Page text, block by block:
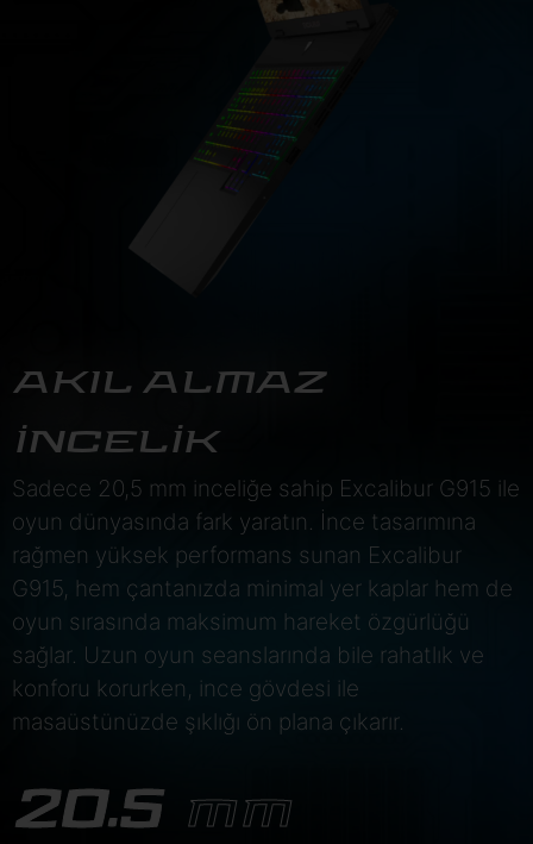
AKIL ALMAZ
İNCELİK
Sadece 20,5 mm inceliğe sahip Excalibur G915 ile
oyun dünyasında fark yaratın. İnce tasarımına
rağmen yüksek performans sunan Excalibur
G915, hem çantanızda minimal yer kaplar hem de
oyun sırasında maksimum hareket özgürlüğü
sağlar. Uzun oyun seanslarında bile rahatlık ve
konforu korurken, ince gövdesi ile
masaüstünüzde şıklığı ön plana çıkarır.
20.5 MM